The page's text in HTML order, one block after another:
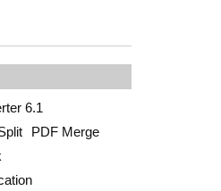
6.1
PDF Merge